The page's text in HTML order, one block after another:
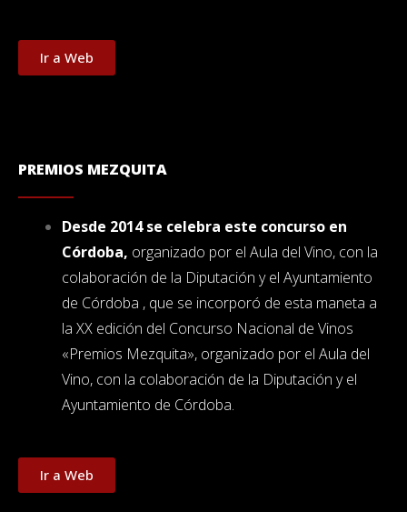
Ir a Web
PREMIOS MEZQUITA
Desde 2014 se celebra este concurso en
Córdoba, organizado por el Aula del Vino, con la
colaboración de la Diputación y el Ayuntamiento
de Córdoba , que se incorporó de esta maneta a
la XX edición del Concurso Nacional de Vinos
«Premios Mezquita», organizado por el Aula del
Vino, con la colaboración de la Diputación y el
Ayuntamiento de Córdoba.
Ir a Web